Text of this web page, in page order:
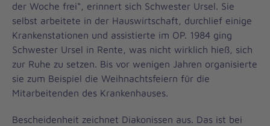
der Woche frei“, erinnert sich Schwester Ursel. Sie
selbst arbeitete in der Hauswirtschaft, durchlief einige
Krankenstationen und assistierte im OP. 1984 ging
Schwester Ursel in Rente, was nicht wirklich hieß, sich
zur Ruhe zu setzen. Bis vor wenigen Jahren organisierte
sie zum Beispiel die Weihnachtsfeiern für die
Mitarbeitenden des Krankenhauses.
Bescheidenheit zeichnet Diakonissen aus. Das ist bei